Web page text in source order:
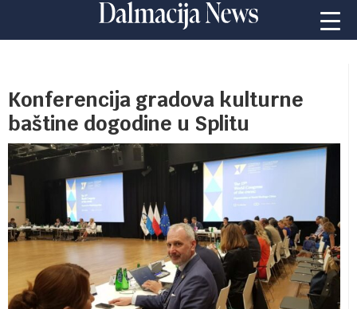
Konferencija gradova kulturne
baštine dogodine u Splitu